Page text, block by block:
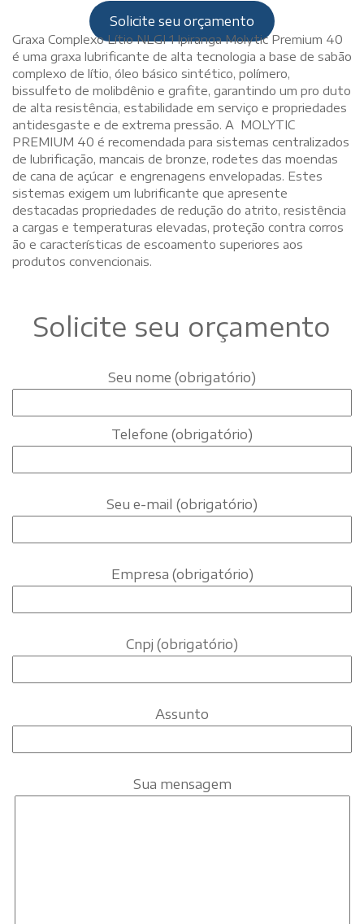
Solicite seu orçamento
Graxa Complexo Lítio NLGI 1 Ipiranga Molytic Premium 40
é uma graxa lubrificante de alta tecnologia a base de sabão
complexo de lítio, óleo básico sintético, polímero,
bissulfeto de molibdênio e grafite, garantindo um pro duto
de alta resistência, estabilidade em serviço e propriedades
antidesgaste e de extrema pressão. A MOLYTIC
PREMIUM 40 é recomendada para sistemas centralizados
de lubrificação, mancais de bronze, rodetes das moendas
de cana de açúcar e engrenagens envelopadas. Estes
sistemas exigem um lubrificante que apresente
destacadas propriedades de redução do atrito, resistência
a cargas e temperaturas elevadas, proteção contra corros
ão e características de escoamento superiores aos
produtos convencionais.
Solicite seu orçamento
Seu nome (obrigatório)
Telefone (obrigatório)
Seu e-mail (obrigatório)
Empresa (obrigatório)
Cnpj (obrigatório)
Assunto
Sua mensagem